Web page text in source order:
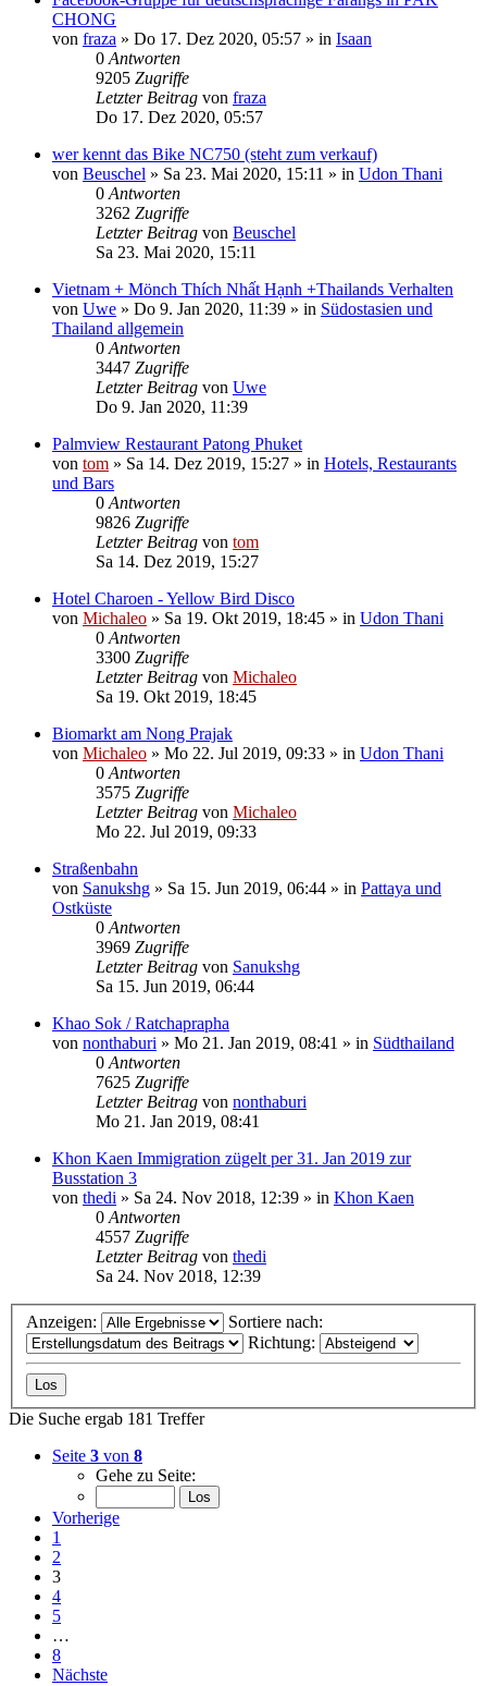
CHONG
von fraza » Do 17. Dez 2020, 05:57 » in Isaan
0Antworten
9205 Zugriffe
Letzter Beitrag von fraza
Do 17. Dez 2020, 05:57
wer kennt das Bike NC750 (steht zum verkauf)
von Beuschel » Sa 23. Mai 2020, 15:11 » in Udon Thani
0Antworten
3262 Zugriffe
Letzter Beitrag von Beuschel
Sa 23. Mai 2020, 15:11
Vietnam + Mönch Thích Nhất Hạnh +Thailands Verhalten
von Uwe » Do 9. Jan 2020, 11:39 » in Südostasien und
Thailand allgemein
0Antworten
3447 Zugriffe
Letzter Beitrag von Uwe
Do 9. Jan 2020, 11:39
Palmview Restaurant Patong Phuket
von tom » Sa 14. Dez 2019, 15:27 » in Hotels, Restaurants
und Bars
0Antworten
9826 Zugriffe
Letzter Beitrag von tom
Sa 14. Dez 2019, 15:27
Hotel Charoen - Yellow Bird Disco
von Michaleo » Sa 19. Okt 2019, 18:45 » in Udon Thani
0Antworten
3300 Zugriffe
Letzter Beitrag von Michaleo
Sa 19. Okt 2019, 18:45
Biomarkt am Nong Prajak
von Michaleo » Mo 22. Jul 2019, 09:33 » in Udon Thani
0Antworten
3575 Zugriffe
Letzter Beitrag von Michaleo
Mo 22. Jul 2019, 09:33
Straßenbahn
von Sanukshg » Sa 15. Jun 2019, 06:44 » in Pattaya und
Ostküste
0Antworten
3969 Zugriffe
Letzter Beitrag von Sanukshg
Sa 15. Jun 2019, 06:44
Khao Sok / Ratchaprapha
von nonthaburi » Mo 21. Jan 2019, 08:41 » in Südthailand
0Antworten
7625 Zugriffe
Letzter Beitrag von nonthaburi
Mo 21. Jan 2019, 08:41
Khon Kaen Immigration zügelt per 31. Jan 2019 zur
Busstation 3
von thedi » Sa 24. Nov 2018, 12:39 » in Khon Kaen
0Antworten
4557 Zugriffe
Letzter Beitrag von thedi
Sa 24. Nov 2018, 12:39
Anzeigen:
Sortiere nach:
Richtung:
Die Suche ergab 181 Treffer
Seite 3 von 8
Gehe zu Seite:
Vorherige
1
2
3
4
5
…
8
Nächste